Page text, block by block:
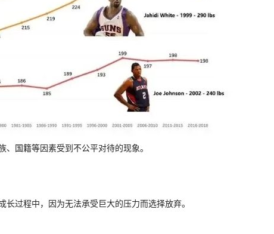
国籍等因素受到不公平对待的现象。
过程中，因为无法承受巨大的压力而选择放弃。